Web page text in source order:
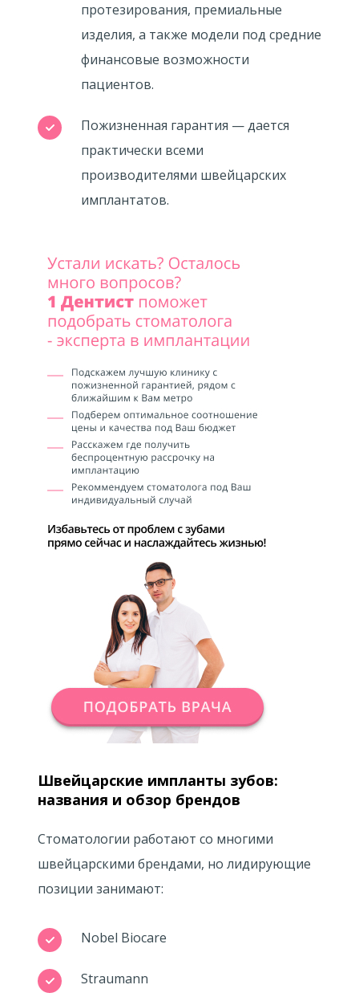
протезирования, премиальные
изделия, а также модели под средние
финансовые возможности
пациентов.
Пожизненная гарантия — дается
практически всеми
производителями швейцарских
имплантатов.
Швейцарские импланты зубов:
названия и обзор брендов
Стоматологии работают со многими
швейцарскими брендами, но лидирующие
позиции занимают:
Nobel Biocare
Straumann